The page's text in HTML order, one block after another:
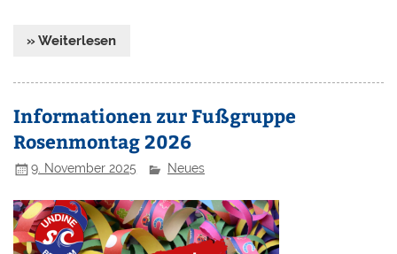
» Weiterlesen
Informationen zur Fußgruppe
Rosenmontag 2026
9. November 2025 Neues